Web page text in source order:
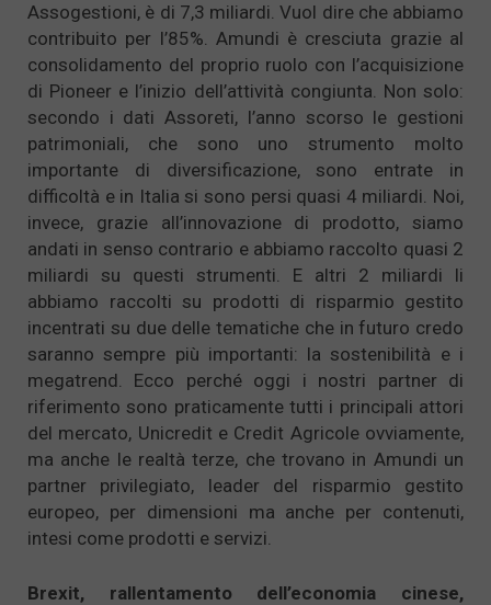
Assogestioni, è di 7,3 miliardi. Vuol dire che abbiamo
contribuito per l’85%. Amundi è cresciuta grazie al
consolidamento del proprio ruolo con l’acquisizione
di Pioneer e l’inizio dell’attività congiunta. Non solo:
secondo i dati Assoreti, l’anno scorso le gestioni
patrimoniali, che sono uno strumento molto
importante di diversificazione, sono entrate in
difficoltà e in Italia si sono persi quasi 4 miliardi. Noi,
invece, grazie all’innovazione di prodotto, siamo
andati in senso contrario e abbiamo raccolto quasi 2
miliardi su questi strumenti. E altri 2 miliardi li
abbiamo raccolti su prodotti di risparmio gestito
incentrati su due delle tematiche che in futuro credo
saranno sempre più importanti: la sostenibilità e i
megatrend. Ecco perché oggi i nostri partner di
riferimento sono praticamente tutti i principali attori
del mercato, Unicredit e Credit Agricole ovviamente,
ma anche le realtà terze, che trovano in Amundi un
partner privilegiato, leader del risparmio gestito
europeo, per dimensioni ma anche per contenuti,
intesi come prodotti e servizi.
Brexit, rallentamento dell’economia cinese,